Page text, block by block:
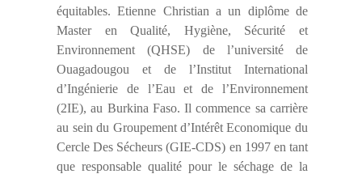
équitables. Etienne Christian a un diplôme de
Master en Qualité, Hygiène, Sécurité et
Environnement (QHSE) de l’université de
Ouagadougou et de l’Institut International
d’Ingénierie de l’Eau et de l’Environnement
(2IE), au Burkina Faso. Il commence sa carrière
au sein du Groupement d’Intérêt Economique du
Cercle Des Sécheurs (GIE-CDS) en 1997 en tant
que responsable qualité pour le séchage de la